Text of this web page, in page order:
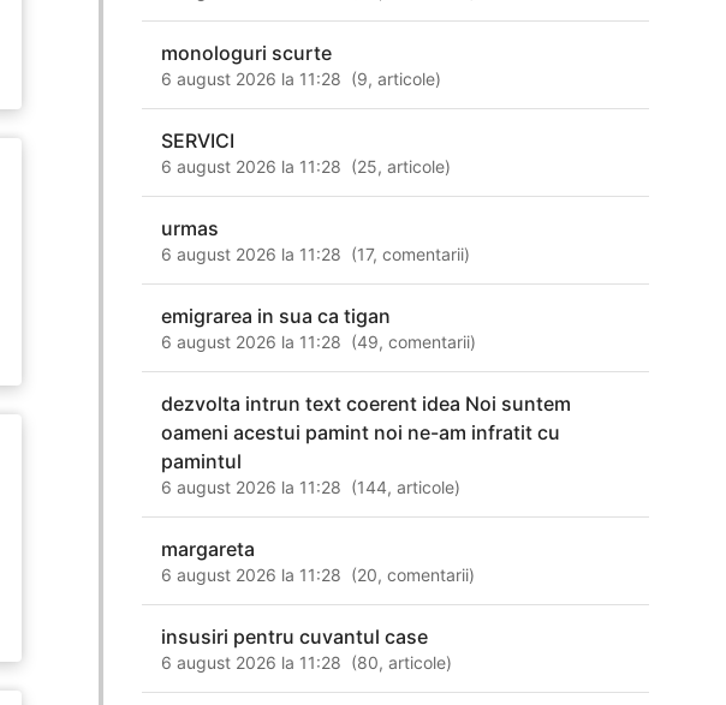
monologuri scurte
6 august 2026 la 11:28 (9,articole)
SERVICI
6 august 2026 la 11:28 (25,articole)
urmas
6 august 2026 la 11:28 (17,comentarii)
emigrarea in sua ca tigan
6 august 2026 la 11:28 (49,comentarii)
dezvolta intrun text coerent idea Noi suntem
oameni acestui pamint noi ne-am infratit cu
pamintul
6 august 2026 la 11:28 (144,articole)
margareta
6 august 2026 la 11:28 (20,comentarii)
insusiri pentru cuvantul case
6 august 2026 la 11:28 (80,articole)